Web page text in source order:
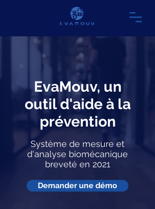
EvaMouv, un
outil d'aide à la
prévention
Système de mesure et
d'analyse biomécanique
breveté en 2021
Demander une démo